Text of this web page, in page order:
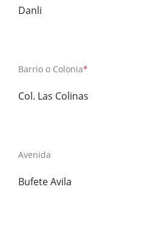
Danli
Barrio o Colonia*
Col. Las Colinas
Avenida
Bufete Avila